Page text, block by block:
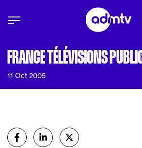
Aller au contenu principal
FRANCE TÉLÉVISIONS
11 Oct 2005
Partager
sur Facebook
sur Linkedinsur X (Twitter)
Panneau de gestion des cookies